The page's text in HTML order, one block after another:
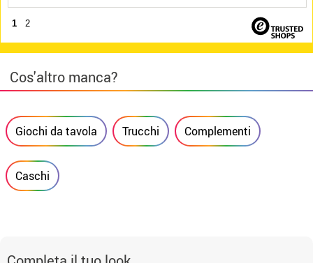
1 2
Cos'altro manca?
Giochi da tavola Trucchi Complementi
Caschi